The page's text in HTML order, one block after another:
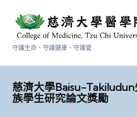
守護生命、守護健康、守護愛
慈濟大學Baisu-
族學生研究論文獎勵